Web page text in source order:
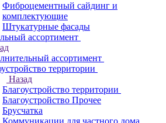
Фиброцементный сайдинг и
комплектующие
Штукатурные фасады
ассортимент
ассортимент
территории
Назад
Благоустройство территории
Благоустройство Прочее
Брусчатка
Коммуникации для частного дома